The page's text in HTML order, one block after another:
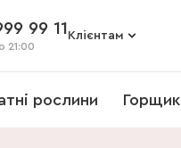
99 11
21:00
Клієнтам
рослини